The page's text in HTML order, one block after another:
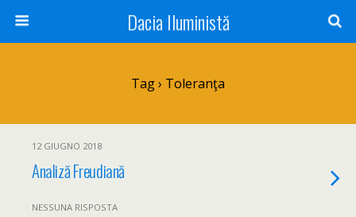
Dacia Iluministă
Tag › Toleranţa
12 GIUGNO 2018
Analiză Freudiană
NESSUNA RISPOSTA